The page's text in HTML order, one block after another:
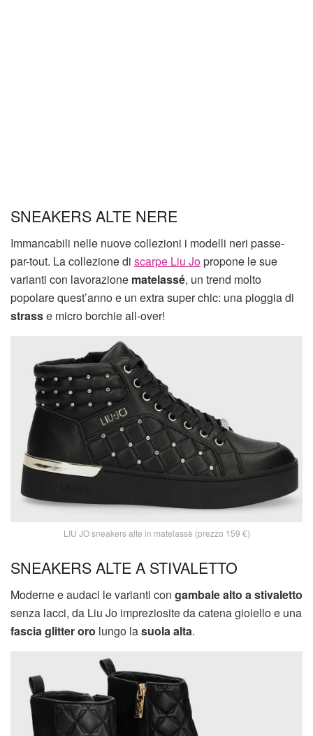
SNEAKERS ALTE NERE
Immancabili nelle nuove collezioni i modelli neri passe-
par-tout. La collezione di scarpe Liu Jopropone le sue
varianti con lavorazione matelassé, un trend molto
popolare quest’anno e un extra super chic: una pioggia di
strasse micro borchie all-over!
LIU JO sneakers alte in matelassè (prezzo 159 €)
SNEAKERS ALTE A STIVALETTO
Moderne e audaci le varianti con gambale alto a stivaletto
senza lacci, da Liu Jo impreziosite da catena gioiello e una
fascia glitter oro lungo lasuola alta.